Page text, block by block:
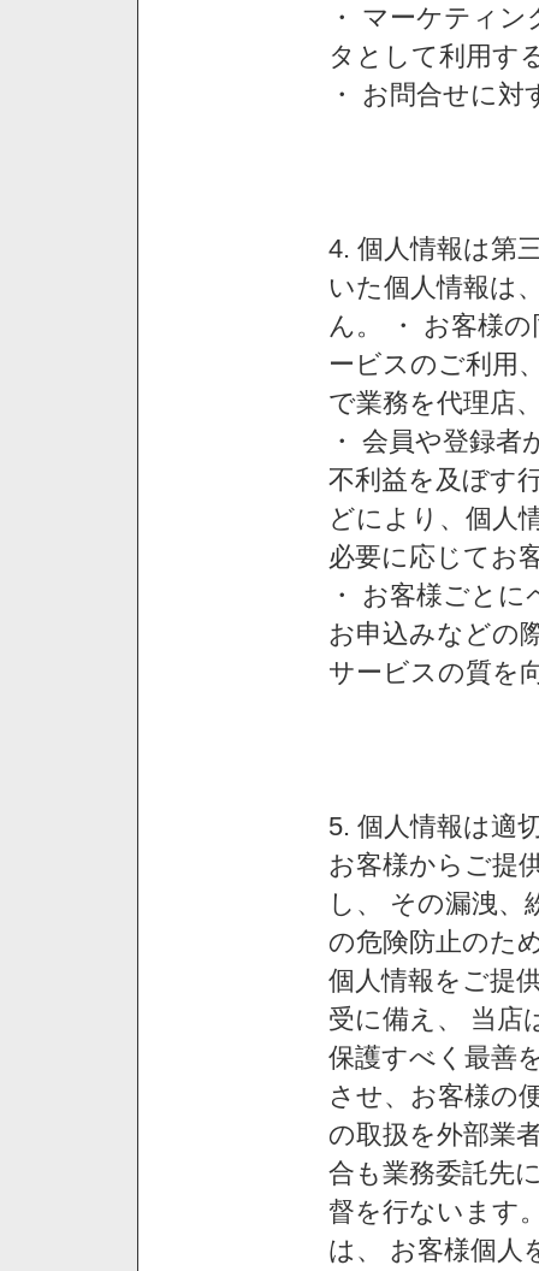
・ マーケティ
タとして利用す
・ お問合せに
4. 個人情報は第
いた個人情報は
ん。 ・ お客様
ービスのご利用
で業務を代理店
・ 会員や登録
不利益を及ぼす
どにより、個人
必要に応じてお
・ お客様ごと
お申込みなどの
サービスの質を
5. 個人情報は適
お客様からご提
し、 その漏洩、
の危険防止のた
個人情報をご提
受に備え、 当店
保護すべく最善
させ、お客様の
の取扱を外部業
合も業務委託先
督を行ないます
は、 お客様個人